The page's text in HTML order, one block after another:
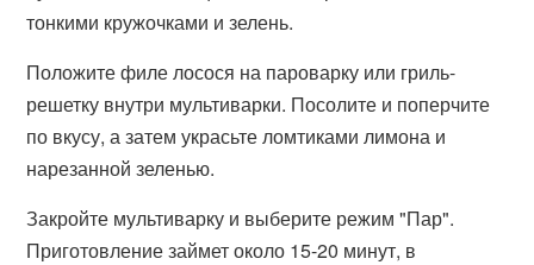
тонкими кружочками и зелень.
Положите филе лосося на пароварку или гриль-
решетку внутри мультиварки. Посолите и поперчите
по вкусу, а затем украсьте ломтиками лимона и
нарезанной зеленью.
Закройте мультиварку и выберите режим "Пар".
Приготовление займет около 15-20 минут, в